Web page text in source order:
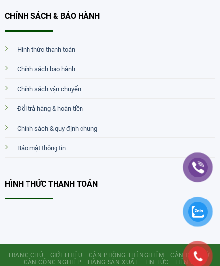
CHÍNH SÁCH & BẢO HÀNH
Hình thức thanh toán
Chính sách bảo hành
Chính sách vận chuyển
Đổi trả hàng & hoàn tiền
Chính sách & quy định chung
Bảo mật thông tin
HÌNH THỨC THANH TOÁN
TRANG CHỦ GIỚI THIỆU CÂN PHÒNG THÍ NGHIỆM
CÂN ĐIỆN TỬ
CÂN CÔNG NGHIỆP
HÃNG SẢN XUẤT TIN TỨC LIÊN HỆ